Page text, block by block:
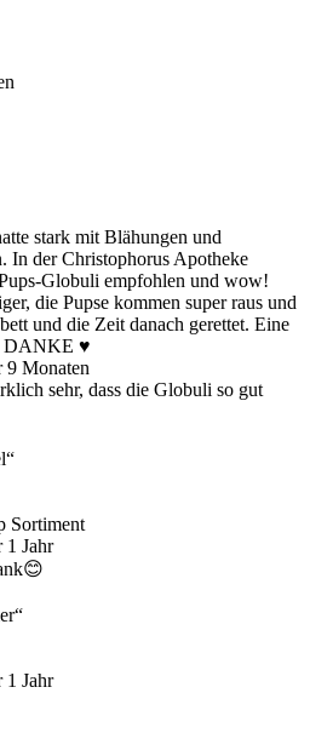
stark mit Blähungen und
In der Christophorus Apotheke
Globuli empfohlen und wow!
die Pupse kommen super raus und
und die Zeit danach gerettet. Eine
DANKE ♥️
9 Monaten
sehr, dass die Globuli so gut
Sortiment
1 Jahr
1 Jahr